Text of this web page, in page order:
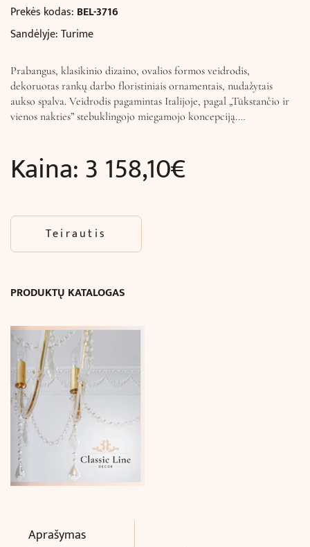
Prekės kodas: BEL-3716
Sandėlyje: Turime
Prabangus, klasikinio dizaino, ovalios formos veidrodis,
dekoruotas rankų darbo floristiniais ornamentais, nudažytais
aukso spalva. Veidrodis pagamintas Italijoje, pagal „Tūkstančio ir
vienos nakties” stebuklingojo miegamojo koncepciją.…
Kaina:3 158,10€
Teirautis
PRODUKTŲ KATALOGAS
Aprašymas